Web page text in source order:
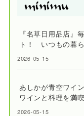
『名草日用品店』
ト！ いつもの暮
2026-05-15
あしかが青空ワイ
ワインと料理を満喫
2026-05-15